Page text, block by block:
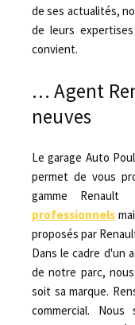
de ses actualités,
de leurs
convient.
… Agent
neuves
Le garage Auto
permet de vous
gamme
professionnels
proposés par
Dans le cadre d'un
de notre parc,
soit sa marque.
commercial.